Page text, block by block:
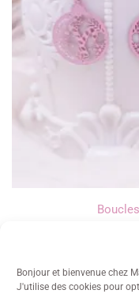
Bonjour et bienvenue chez
J'utilise des cookies pour